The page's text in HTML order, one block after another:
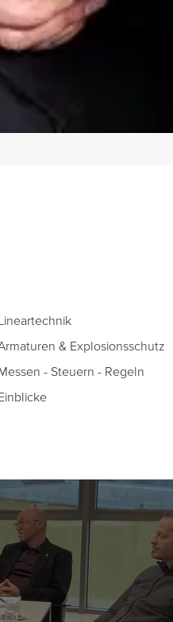
& Explosionsschutz
- Steuern - Regeln